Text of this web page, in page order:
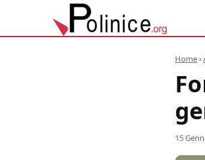
Home›
15